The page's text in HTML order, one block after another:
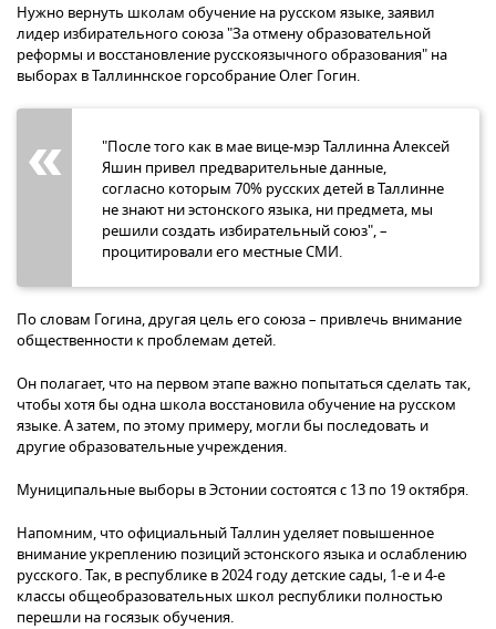
Нужно вернуть школам обучение на русском языке, заявил
лидер избирательного союза "За отмену образовательной
реформы и восстановление русскоязычного образования" на
выборах в Таллиннское горсобрание Олег Гогин.
"После того как в мае вице-мэр Таллинна Алексей
Яшин привел предварительные данные,
согласно которым 70% русских детей в Таллинне
не знают ни эстонского языка, ни предмета, мы
решили создать избирательный союз", –
процитировали его местные СМИ.
По словам Гогина, другая цель его союза – привлечь внимание
общественности к проблемам детей.
Он полагает, что на первом этапе важно попытаться сделать так,
чтобы хотя бы одна школа восстановила обучение на русском
языке. А затем, по этому примеру, могли бы последовать и
другие образовательные учреждения.
Муниципальные выборы в Эстонии состоятся с 13 по 19 октября.
Напомним, что официальный Таллин уделяет повышенное
внимание укреплению позиций эстонского языка и ослаблению
русского. Так, в республике в 2024 году детские сады, 1-е и 4-е
классы общеобразовательных школ республики полностью
перешли на госязык обучения.